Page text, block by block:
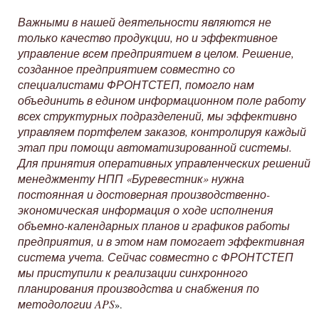
Важными в нашей деятельности являются не
только качество продукции, но и эффективное
управление всем предприятием в целом. Решение,
созданное предприятием совместно со
специалистами ФРОНТСТЕП, помогло нам
объединить в едином информационном поле работу
всех структурных подразделений, мы эффективно
управляем портфелем заказов, контролируя каждый
этап при помощи автоматизированной системы.
Для принятия оперативных управленческих решений
менеджменту НПП «Буревестник» нужна
постоянная и достоверная производственно-
экономическая информация о ходе исполнения
объемно-календарных планов и графиков работы
предприятия, и в этом нам помогает эффективная
система учета. Сейчас совместно с ФРОНТСТЕП
мы приступили к реализации синхронного
планирования производства и снабжения по
методологии APS».